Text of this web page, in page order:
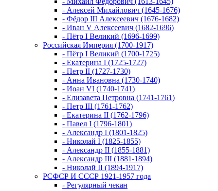
- Алексей Михайлович (1645-1676)
- Фёдор III Алексеевич (1676-1682)
- Иван V Алексеевич (1682-1696)
- Пётр I Великий (1696-1699)
Российская Империя (1700-1917)
- Пётр I Великий (1700-1725)
- Екатерина I (1725-1727)
- Петр II (1727-1730)
- Анна Ивановна (1730-1740)
- Иоан VI (1740-1741)
- Елизавета Петровна (1741-1761)
- Петр III (1761-1762)
- Екатерина II (1762-1796)
- Павел I (1796-1801)
- Александр I (1801-1825)
- Николай I (1825-1855)
- Александр II (1855-1881)
- Александр III (1881-1894)
- Николай II (1894-1917)
РСФСР И СССР 1921-1957 года
- Регулярный чекан